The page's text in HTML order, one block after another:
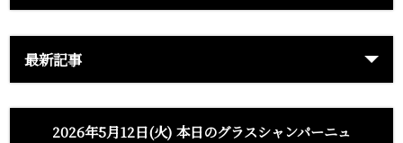
最新記事
2026年5月12日(火) 本日のグラスシャンパーニュ